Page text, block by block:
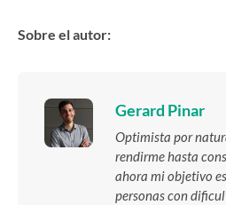
Sobre el autor:
Gerard Pinar
Optimista por
rendirme hasta
ahora mi objetivo
personas con